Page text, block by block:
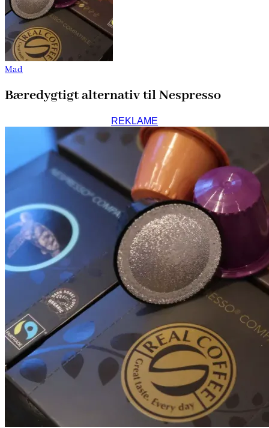
Mad
Bæredygtigt alternativ til Nespresso
REKLAME